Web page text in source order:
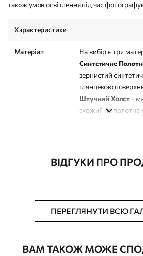
також умов освітлення під час
Характеристики
Матеріал
На вибір є три
Синтетичне
зернистий
глянцевою
Штучний Холст -
схожий на полотна
Додатково Можна додати
ВІДГУКИ ПРО
ПЕРЕГЛЯНУТИ ВСЮ
ВАМ ТАКОЖ МОЖЕ